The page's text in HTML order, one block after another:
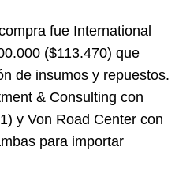
fue International
($113.470) que
de insumos y repuestos.
& Consulting con
y Von Road Center con
para importar